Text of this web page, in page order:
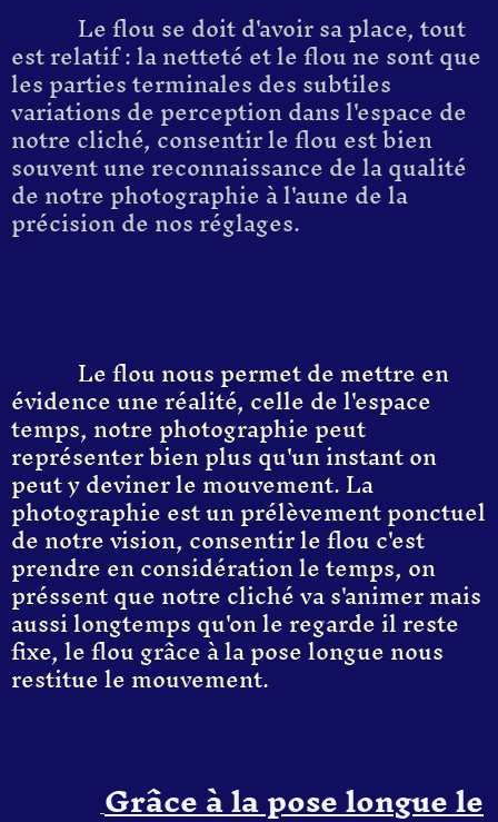
Le flou se doit d'avoir sa place, tout
est relatif : la netteté et le flou ne sont que
les parties terminales des subtiles
variations de perception dans l'espace de
notre cliché, consentir le flou est bien
souvent une reconnaissance de la qualité
de notre photographie à l'aune de la
précision de nos réglages.
Le flou nous permet de mettre en
évidence une réalité, celle de l'espace
temps, notre photographie peut
représenter bien plus qu'un instant on
peut y deviner le mouvement. La
photographie est un prélèvement ponctuel
de notre vision, consentir le flou c'est
prendre en considération le temps, on
préssent que notre cliché va s'animer mais
aussi longtemps qu'on le regarde il reste
fixe, le flou grâce à la pose longue nous
restitue le mouvement.
Grâce à la pose longuele